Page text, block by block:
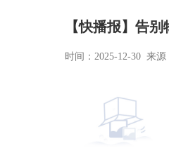
【快播报】告
时间：2025-12-30 来源